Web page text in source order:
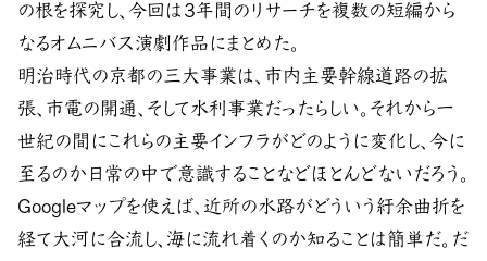
の根を探究し、今回は３年間のリサーチを複数の短編から
なるオムニバス演劇作品にまとめた。
明治時代の京都の三大事業は、市内主要幹線道路の拡
張、市電の開通、そして水利事業だったらしい。それから一
世紀の間にこれらの主要インフラがどのように変化し、今に
至るのか日常の中で意識することなどほとんどないだろう。
Googleマップを使えば、近所の水路がどういう紆余曲折を
経て大河に合流し、海に流れ着くのか知ることは簡単だ。だ